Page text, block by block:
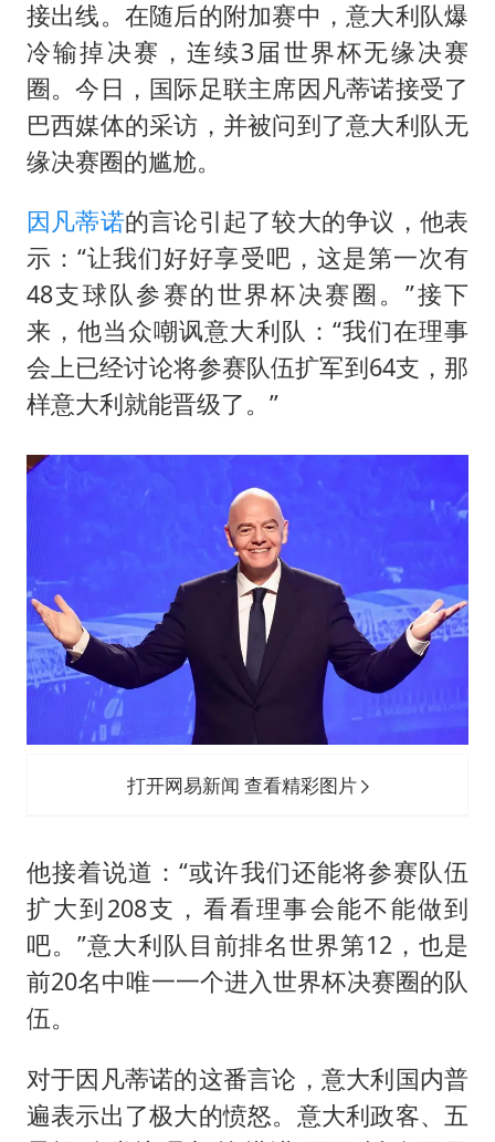
接出线。在随后的附加赛中，意大利队爆
冷输掉决赛，连续3届世界杯无缘决赛
圈。今日，国际足联主席因凡蒂诺接受了
巴西媒体的采访，并被问到了意大利队无
缘决赛圈的尴尬。
因凡蒂诺的言论引起了较大的争议，他表
示：“让我们好好享受吧，这是第一次有
48支球队参赛的世界杯决赛圈。”接下
来，他当众嘲讽意大利队：“我们在理事
会上已经讨论将参赛队伍扩军到64支，那
样意大利就能晋级了。”
打开网易新闻 查看精彩图片
他接着说道：“或许我们还能将参赛队伍
扩大到208支，看看理事会能不能做到
吧。”意大利队目前排名世界第12，也是
前20名中唯一一个进入世界杯决赛圈的队
伍。
对于因凡蒂诺的这番言论，意大利国内普
遍表示出了极大的愤怒。意大利政客、五